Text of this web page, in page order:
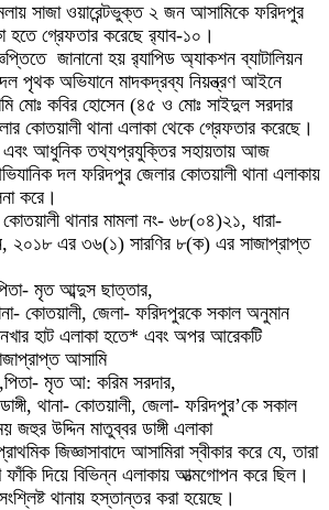
সাজা ওয়ারেন্টভুক্ত ২ জন আসামিকে ফরিদপুর
‌হতে ‌‌গ্রেফতার করেছে র‌্যাব-১০।
জানানো হয় ‌র‌্যাপিড অ্যাকশন ব্যাটালিয়ন
পৃথক অভিযানে মাদকদ্রব্য নিয়ন্ত্রণ আইনে
মোঃ কবির হোসেন (৪৫ ও মোঃ সাইদুল সরদার
কোতয়ালী থানা এলাকা থেকে গ্রেফতার করেছে।
এবং আধুনিক তথ্যপ্রযুক্তির সহায়তায় আজ
দল ফরিদপুর জেলার কোতয়ালী থানা এলাকায়
করে।
থানার মামলা নং- ৬৮(০৪)২১, ধারা-
২০১৮ এর ৩৬(১) সারণির ৮(ক) এর সাজাপ্রাপ্ত
মৃত আব্দুস ছাত্তার,
কোতয়ালী, জেলা- ফরিদপুরকে সকাল অনুমান
হাট এলাকা হতে* এবং অপর আরেকটি
আসামি
মৃত আ: করিম সরদার,
থানা- কোতয়ালী, জেলা- ফরিদপুর’কে সকাল
উদ্দিন মাতুব্বর ডাঙ্গী এলাকা‌
জিজ্ঞাসাবাদে আসামিরা স্বীকার করে যে, তারা
দিয়ে বিভিন্ন এলাকায় আত্মগোপন করে ছিল।
থানায় হস্তান্তর করা হয়েছে।